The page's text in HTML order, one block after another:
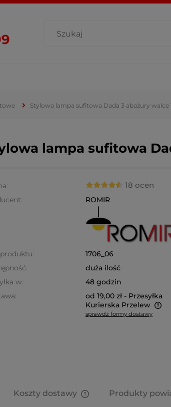
Stylowa lampa sufitowa Dada 3 abażury walce
lampa sufitowa
18 ocen
ROMIR
1706_06
duża ilość
w:
48 godzin
od 19,00 zł - Przesyłka
Kurierska Przelew
sprawdź formy dostawy
Koszty dostawy Produkty